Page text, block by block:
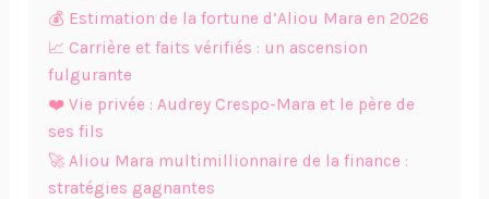
💰 Estimation de la fortune d’Aliou Mara en 2026
📈 Carrière et faits vérifiés : un ascension
fulgurante
❤️ Vie privée : Audrey Crespo-Mara et le père de
ses fils
🚀 Aliou Mara multimillionnaire de la finance :
stratégies gagnantes